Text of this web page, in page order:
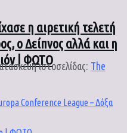
η αιρετική τελετή
ο Δείπνος αλλά και η
| ΦΩΤΟ
ιστοσελίδας: The